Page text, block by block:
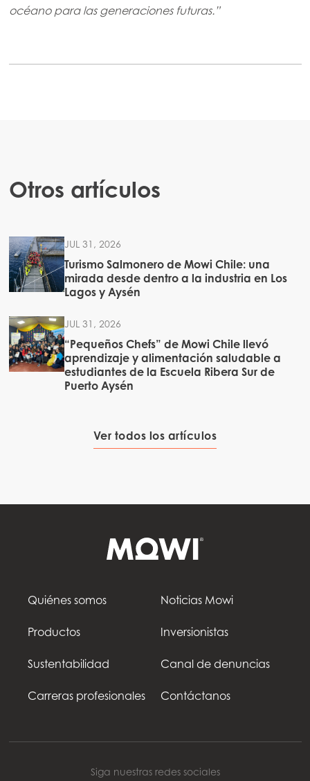
océano para las generaciones futuras.”
Otros artículos
JUL 31, 2026
Turismo Salmonero de Mowi Chile: una
mirada desde dentro a la industria en Los
Lagos y Aysén
JUL 31, 2026
“Pequeños Chefs” de Mowi Chile llevó
aprendizaje y alimentación saludable a
estudiantes de la Escuela Ribera Sur de
Puerto Aysén
Ver todos los artículos
Quiénes somos
Productos
Sustentabilidad
Carreras profesionales
Noticias Mowi
Inversionistas
Canal de denuncias
Contáctanos
Siga nuestras redes sociales